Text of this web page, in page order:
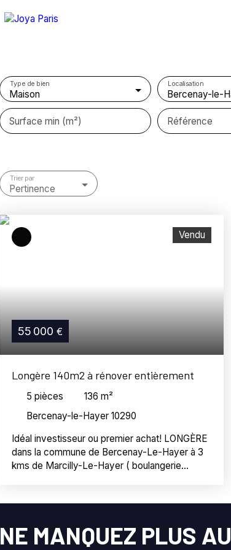
Maison
Type de bien
Bercenay-le-
Localisation
Surface min (m²) Référence
Pertinence
Trier par
55 000 €
Vendu
Longère 140m2 à rénover entièrement
5 pièces 136 m²
Bercenay-le-Hayer 10290
Idéal investisseur ou premier achat! LONGÈRE
dans la commune de Bercenay-Le-Hayer à 3
kms de Marcilly-Le-Hayer ( boulangerie
), 15 kms de Marigny-Le-Châtel ( tous
Nogent-Sur-Seine ( sous-préfecture ) et sa
gare. Venez découvrir le potentiel de cette
NE MANQUEZ PLUS